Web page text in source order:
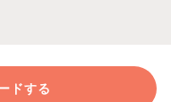
ドする